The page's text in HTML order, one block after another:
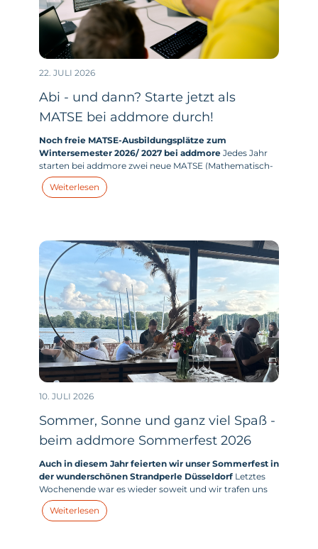
22. JULI 2026
Abi - und dann? Starte jetzt als
MATSE bei addmore durch!
Noch freie MATSE-Ausbildungsplätze zum
Wintersemester 2026/ 2027 bei addmoreJedes Jahr
starten bei addmore zwei neue MATSE (Mathematisch-
technischer-Softwareentwickler:in) in ihr duales
Studium. Und dieses Jahr haben wir zum
Weiterlesen
10. JULI 2026
Sommer, Sonne und ganz viel Spaß -
beim addmore Sommerfest 2026
Auch in diesem Jahr feierten wir unser Sommerfest in
der wunderschönen Strandperle DüsseldorfLetztes
Wochenende war es wieder soweit und wir trafen uns
mit allen addmores - und zahlreichen addmore Kids -
zum großen addmore Sommerfest in der Strandperle
Weiterlesen